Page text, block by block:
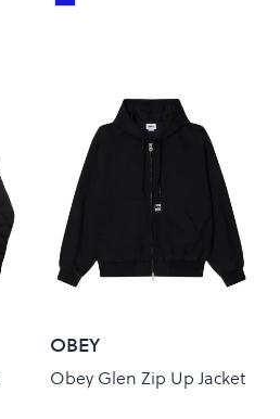
Colour
OBEY
Obey Glen Zip Up Jacket